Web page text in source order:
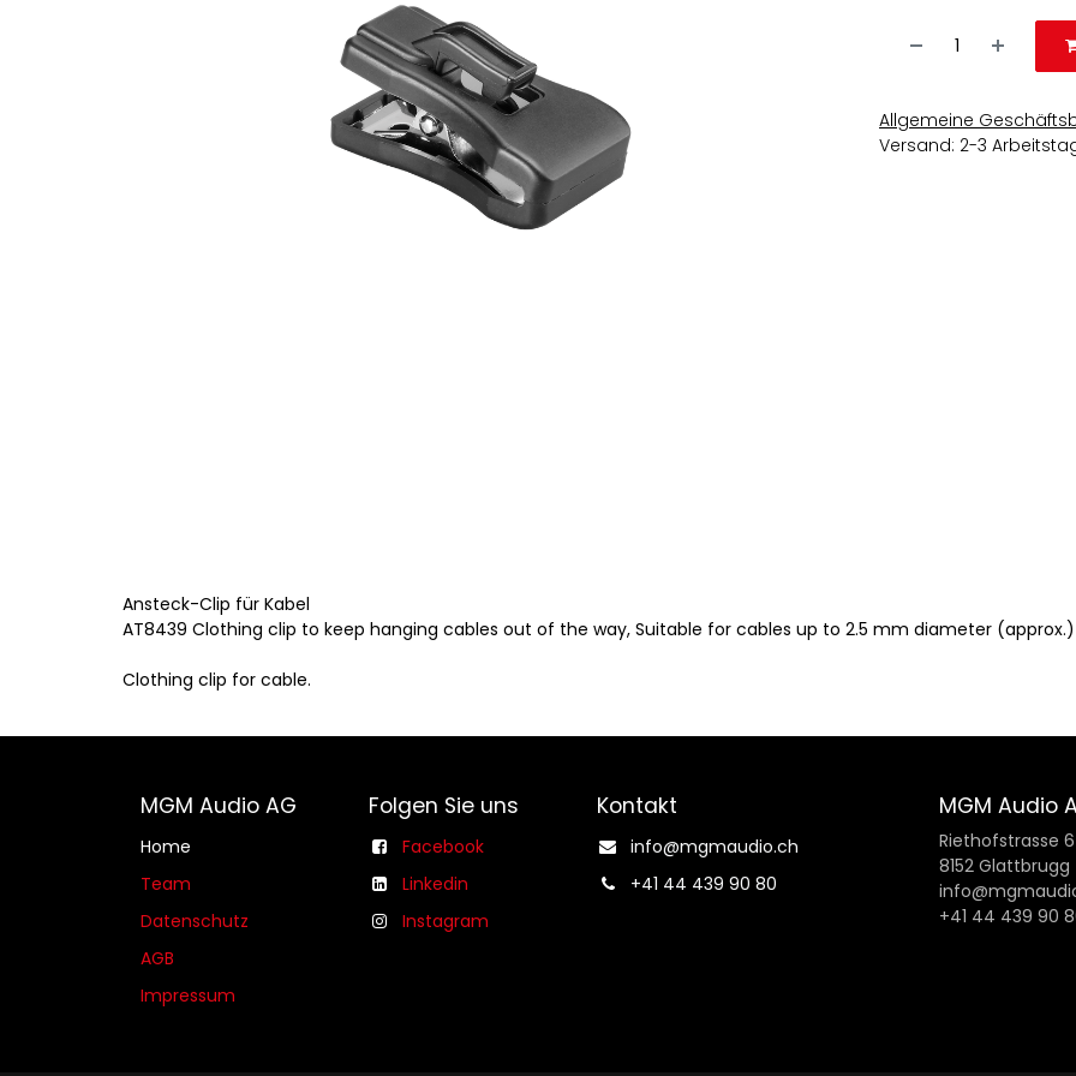
Allgemeine
Versand: 2-3
Ansteck-Clip für Kabel
AT8439 Clothing clip to keep hanging cables out of the way, Suitable for cables up to 2.5 mm diameter
Clothing clip for cable.
MGM Audio AG
Home
Team
Datenschutz
AGB​​
Impressum
Folgen Sie uns
Facebook
Linkedin
Instagram
Kontakt
info@mgmaudio.ch​
+41 44 439 90 80
MGM Audio
Riethofstrasse 6
8152 Glattbrugg
+41 44 439 90